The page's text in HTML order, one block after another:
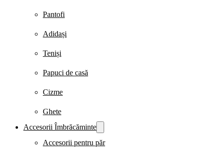
Pantofi
Adidași
Teniși
Papuci de casă
Cizme
Ghete
Accesorii Îmbrăcăminte
Accesorii pentru păr